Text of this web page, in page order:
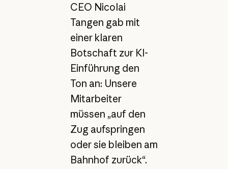
CEO Nicolai
Tangen gab mit
einer klaren
Botschaft zur KI-
Einführung den
Ton an: Unsere
Mitarbeiter
müssen „auf den
Zug aufspringen
oder sie bleiben am
Bahnhof zurück“.